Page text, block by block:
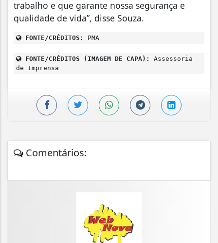
trabalho e que garante nossa segurança e
qualidade de vida”, disse Souza.
FONTE/CRÉDITOS: PMA
FONTE/CRÉDITOS (IMAGEM DE CAPA):
Assessoria
de Imprensa
Comentários: